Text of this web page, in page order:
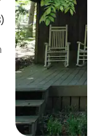
genomsnittligt